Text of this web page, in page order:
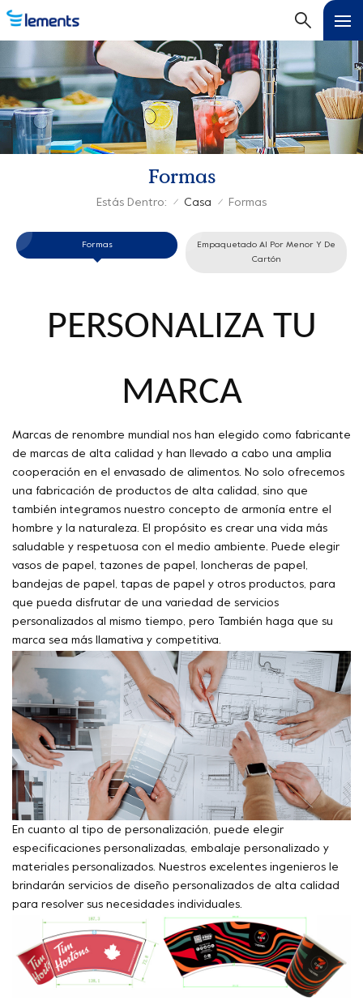
Formas
Estás Dentro: / Casa / Formas
Formas
Empaquetado Al Por Menor Y De
Cartón
PERSONALIZA TU
MARCA
Marcas de renombre mundial nos han elegido como fabricante
de marcas de alta calidad y han llevado a cabo una amplia
cooperación en el envasado de alimentos. No solo ofrecemos
una fabricación de productos de alta calidad, sino que
también integramos nuestro concepto de armonía entre el
hombre y la naturaleza. El propósito es crear una vida más
saludable y respetuosa con el medio ambiente. Puede elegir
vasos de papel, tazones de papel, loncheras de papel,
bandejas de papel, tapas de papel y otros productos, para
que pueda disfrutar de una variedad de servicios
personalizados al mismo tiempo, pero También haga que su
marca sea más llamativa y competitiva.
En cuanto al tipo de personalización, puede elegir
especificaciones personalizadas, embalaje personalizado y
materiales personalizados. Nuestros excelentes ingenieros le
brindarán servicios de diseño personalizados de alta calidad
para resolver sus necesidades individuales.